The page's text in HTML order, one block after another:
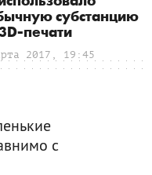
субстанцию
печати
2017, 19:45
с